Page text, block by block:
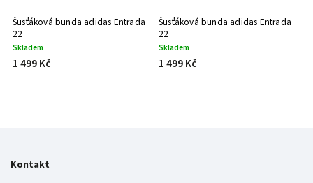
Šusťáková bunda adidas Entrada
22
Skladem
1 499 Kč
Šusťáková bunda adidas Entrada
22
Skladem
1 499 Kč
Kontakt